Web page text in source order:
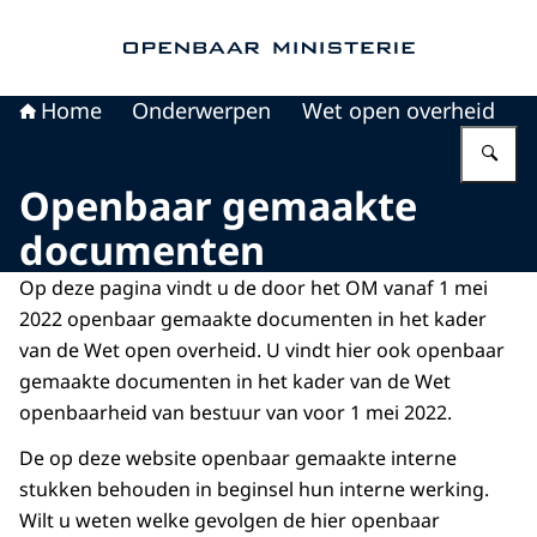
Home Onderwerpen Wet open overheid
Openbaar gemaakte
documenten
Op deze pagina vindt u de door het OM vanaf 1 mei
2022 openbaar gemaakte documenten in het kader
van de Wet open overheid. U vindt hier ook openbaar
gemaakte documenten in het kader van de Wet
openbaarheid van bestuur van voor 1 mei 2022.
De op deze website openbaar gemaakte interne
stukken behouden in beginsel hun interne werking.
Wilt u weten welke gevolgen de hier openbaar